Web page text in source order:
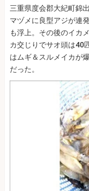
三重県度会郡大紀町錦
マヅメに良型アジが連
も浮上。その後のイカ
カ交じりでサオ頭は40
はムギ＆スルメイカが
だった。